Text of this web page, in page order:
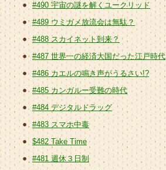
#490 宇宙の謎を解くユークリッド
#489 ウミガメ放流会は無駄？
#488 スカイネット到来？
#487 世界一の経済大国だった江戸時代
#486 カエルの鳴き声がうるさい!?
#485 カンガルー受難の時代
#484 デジタルドラッグ
#483 スマホ中毒
$482 Take Time
#481 週休３日制